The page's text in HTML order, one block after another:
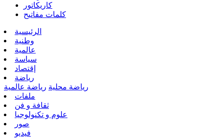
كاريكاتور
كلمات مفاتيح
الرئيسية
وطنية
عالمية
سياسة
إقتصاد
رياضة
رياضة محلية رياضة عالمية
ملفات
ثقافة و فن
علوم و تكنولوجيا
صور
فيديو